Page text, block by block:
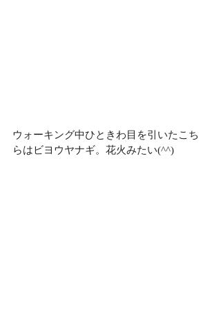
ウォーキング中ひときわ目を引いたこち
らはビヨウヤナギ。花火みたい(^^)